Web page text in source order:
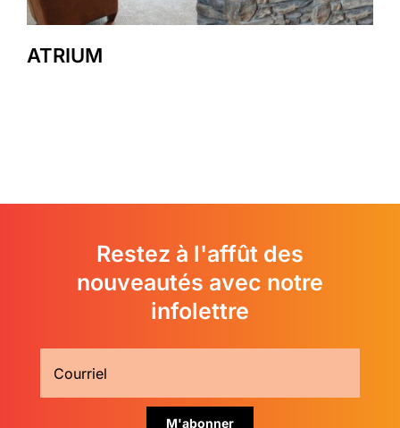
ATRIUM
Restez à l'affût des
nouveautés avec notre
infolettre